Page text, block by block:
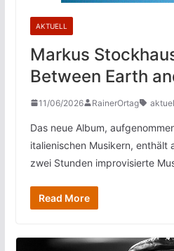
AKTUELL
Markus
Between Earth
11/06/2026 RainerOrtag
Das neue Album,
italienischen Musikern, enthält
zwei Stunden improvisierte
Read More